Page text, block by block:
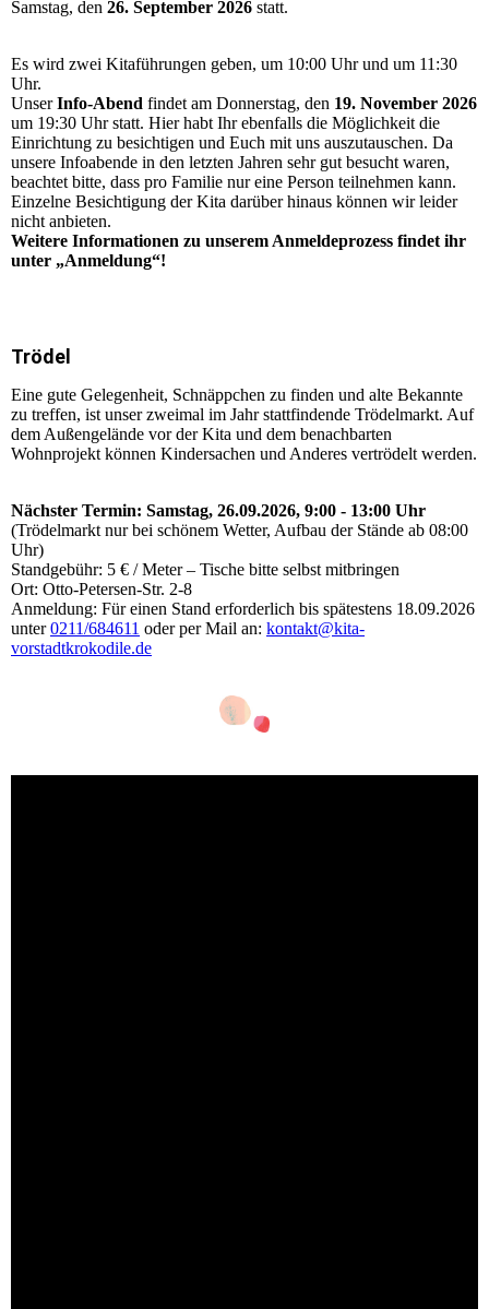
Samstag, den 26. September 2026 statt.
Es wird zwei Kitaführungen geben, um 10:00 Uhr und um 11:30
Uhr.
UnserInfo-Abend findet am Donnerstag, den 19. November 2026
um 19:30 Uhr statt. Hier habt Ihr ebenfalls die Möglichkeit die
Einrichtung zu besichtigen und Euch mit uns auszutauschen. Da
unsere Infoabende in den letzten Jahren sehr gut besucht waren,
beachtet bitte, dass pro Familie nur eine Person teilnehmen kann.
Einzelne Besichtigung der Kita darüber hinaus können wir leider
nicht anbieten.
Weitere Informationen zu unserem Anmeldeprozess findet ihr
unter „Anmeldung“!
Trödel
Eine gute Gelegenheit, Schnäppchen zu finden und alte Bekannte
zu treffen, ist unser zweimal im Jahr stattfindende Trödelmarkt. Auf
dem Außengelände vor der Kita und dem benachbarten
Wohnprojekt können Kindersachen und Anderes vertrödelt werden.
Nächster Termin: Samstag, 26.09.2026, 9:00 - 13:00 Uhr
(Trödelmarkt nur bei schönem Wetter, Aufbau der Stände ab 08:00
Uhr)
Standgebühr: 5 € / Meter – Tische bitte selbst mitbringen
Ort: Otto-Petersen-Str. 2-8
Anmeldung: Für einen Stand erforderlich bis spätestens 18.09.2026
unter0211/684611 oder per Mail an: kontakt@kita-
vorstadtkrokodile.de